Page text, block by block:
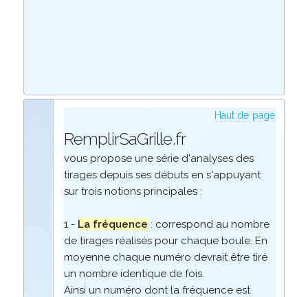
Haut de page
RemplirSaGrille.fr
vous propose une série d'analyses des
tirages depuis ses débuts en s'appuyant
sur trois notions principales :
1 - La fréquence : correspond au nombre
de tirages réalisés pour chaque boule. En
moyenne chaque numéro devrait être tiré
un nombre identique de fois.
Ainsi un numéro dont la fréquence est